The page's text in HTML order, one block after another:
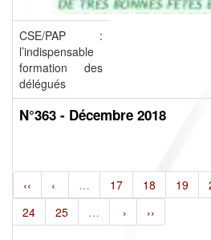
CSE/PAP :
l’indispensable
formation des
délégués
N°363 - Décembre 2018
‹‹ ‹ … 17 18 19
24
25 … › ››